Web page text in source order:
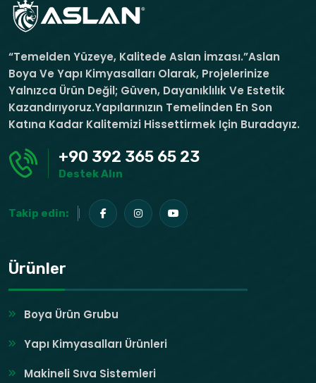
“Temelden Yüzeye, Kalitede Aslan İmzası.”Aslan
Boya Ve Yapı Kimyasalları Olarak, Projelerinize
Yalnızca Ürün Değil; Güven, Dayanıklılık Ve Estetik
Kazandırıyoruz.Yapılarınızın Temelinden En Son
Katına Kadar Kalitemizi Hissettirmek Için Buradayız.
+90 392 365 65 23
Destek Alın
Takip edin:
Ürünler
Boya Ürün Grubu
Yapı Kimyasalları Ürünleri
Makineli Sıva Sistemleri